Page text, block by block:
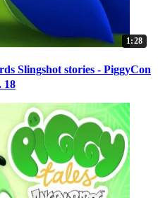
1:28
Slingshot stories - PiggyCon
18